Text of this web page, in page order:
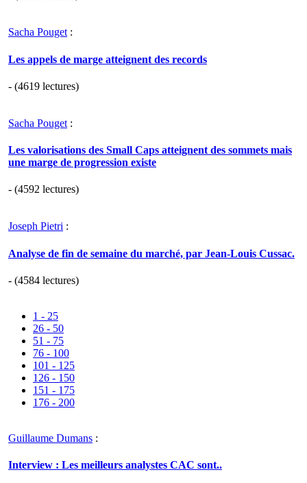
Sacha Pouget:
Les appels de marge atteignent des records
- (4619 lectures)
Sacha Pouget :
Les valorisations des Small Caps atteignent des sommets mais
une marge de progression existe
- (4592 lectures)
Joseph Pietri :
Analyse de fin de semaine du marché, par Jean-Louis Cussac.
- (4584 lectures)
1 - 25
26 - 50
51 - 75
76 - 100
101 - 125
126 - 150
151 - 175
176 - 200
Guillaume Dumans :
Interview : Les meilleurs analystes CAC sont..